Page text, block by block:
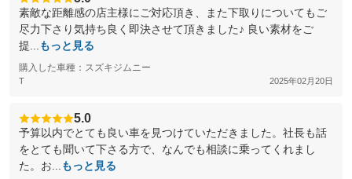
素敵な距離感の店主様にご対応頂き、また下取りについてもご
尽力下さり気持ち良く即決させて頂きました♪ 良い素材をご
提...
もっと見る
購入した車種：スズキジムニー
T 2025年02月20日
5.0
予算以内でとても良い車を見つけていただきました。社長も話
をとても聞いて下さる方で、なんでも相談に乗ってくれまし
た。お...
もっと見る